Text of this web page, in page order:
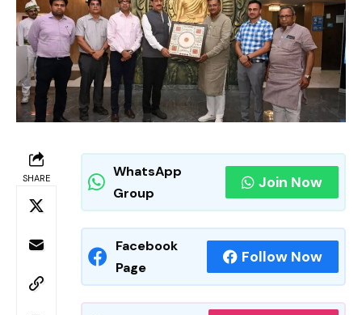
SHARE
WhatsApp
Group
Join Now
Facebook
Page
Follow Now